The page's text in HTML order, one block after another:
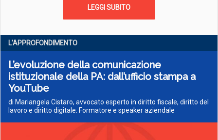
LEGGI SUBITO
L'APPROFONDIMENTO
L’evoluzione della comunicazione
istituzionale della PA: dall’ufficio stampa a
YouTube
di Mariangela Cistaro, avvocato esperto in diritto fiscale, diritto del
lavoro e diritto digitale. Formatore e speaker aziendale